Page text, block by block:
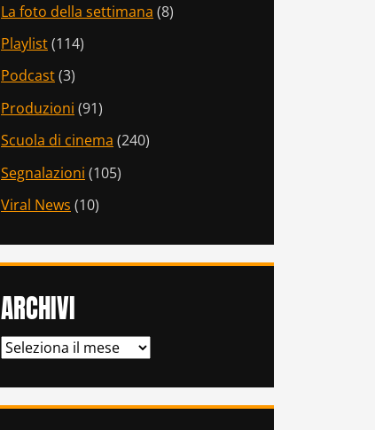
La foto della settimana (8)
Playlist(114)
Podcast(3)
Produzioni (91)
Scuola di cinema (240)
Segnalazioni (105)
Viral News (10)
ARCHIVI
ARCHIVI